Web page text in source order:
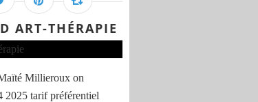
ART-THÉRAPIE
Millieroux on
2025 tarif préférentiel